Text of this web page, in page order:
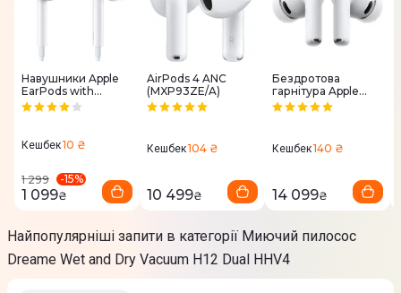
Навушники Apple
EarPods with
Remote and Mic
(ZKMNHF2ZMA)
Кешбек10 ₴
1 299 -15%
1 099₴
AirPods 4 ANC
(MXP93ZE/A)
Кешбек104 ₴
10 499₴
Бездротова
гарнітура Apple
AirPods Pro 3
Кешбек140 ₴
14 099₴
Найпопулярніші запити в категорії Миючий пилосос
Dreame Wet and Dry Vacuum H12 Dual HHV4